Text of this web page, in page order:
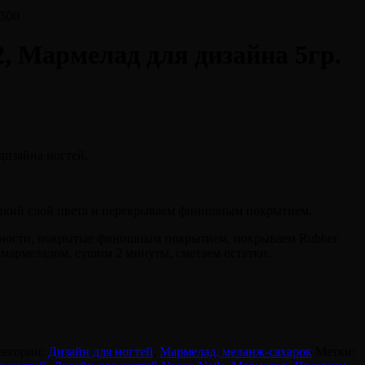
Дизайн для ногтей Мармелад, меланж-сахарок